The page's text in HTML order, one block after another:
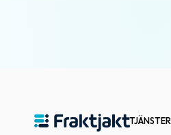
TJÄNSTER